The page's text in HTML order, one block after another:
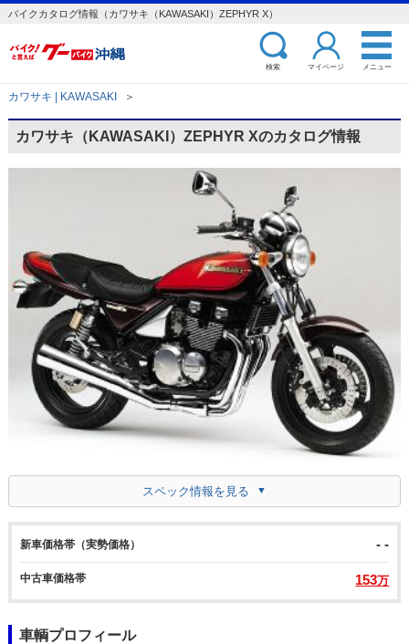
バイクカタログ情報（カワサキ（KAWASAKI）ZEPHYR X）
検索 マイページ メニュー
カワサキ | KAWASAKI ＞
カワサキ（KAWASAKI）ZEPHYR Xのカタログ情報
スペック情報を見る
新車価格帯（実勢価格） - -
中古車価格帯 153万
車輌プロフィール